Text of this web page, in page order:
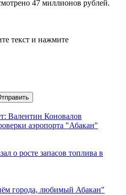
47 миллионов рублей.
текст и нажмите
Валентин Коновалов
аэропорта "Абакан"
о росте запасов топлива в
города, любимый Абакан"